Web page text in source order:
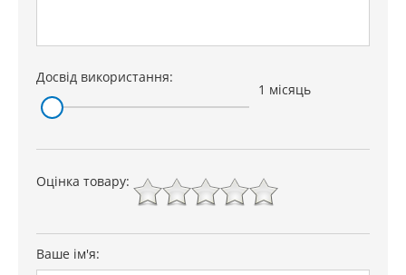
Досвід використання:
1 місяць
Оцінка товару:
Ваше ім'я: